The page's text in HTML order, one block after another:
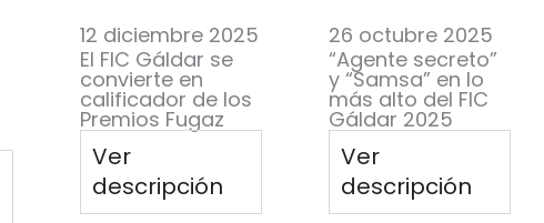
12 diciembre 2025
El FIC Gáldar se
convierte en
calificador de los
Premios Fugaz
Ver
descripción
26 octubre 2025
“Agente secreto”
y “Samsa” en lo
más alto del FIC
Gáldar 2025
Ver
descripción